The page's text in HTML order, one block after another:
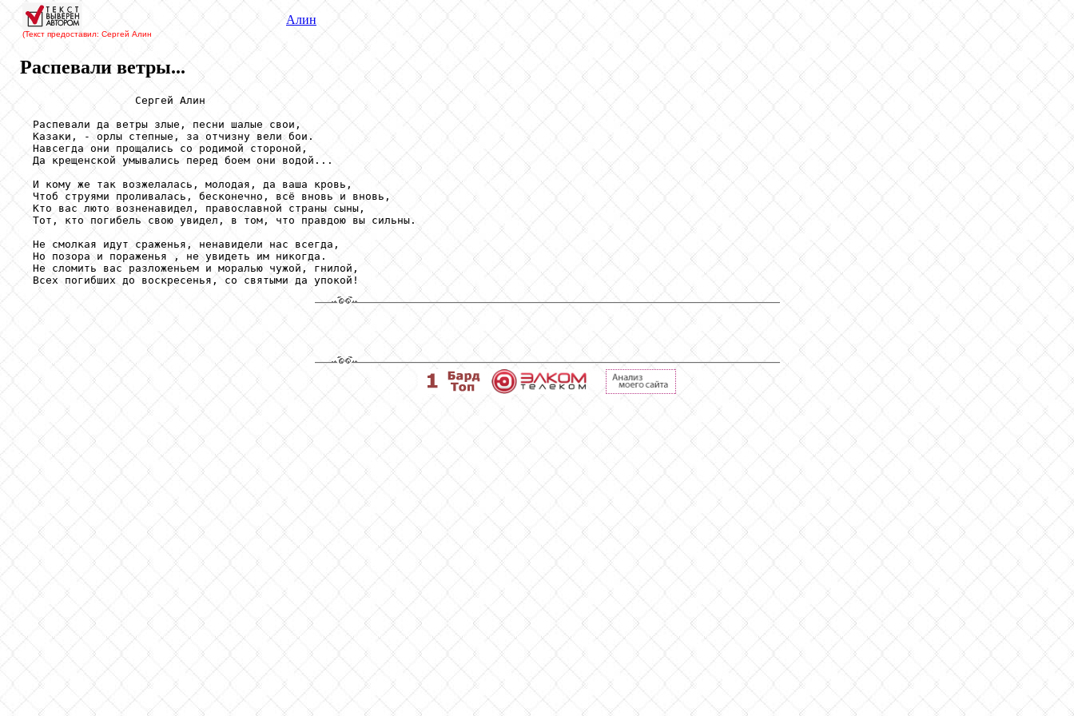
(Текст предоставил: Сергей Алин
Алин
Распевали ветры...
                  Сергей Алин
  Распевали да ветры злые, песни шалые свои,
  Казаки, - орлы степные, за отчизну вели бои.
  Навсегда они прощались со родимой стороной,
  Да крещенской умывались перед боем они водой...
  И кому же так возжелалась, молодая, да ваша кровь,
  Чтоб струями проливалась, бесконечно, всё вновь и вновь,
  Кто вас люто возненавидел, православной страны сыны,
  Тот, кто погибель свою увидел, в том, что правдою вы сильны.
  Не смолкая идут сраженья, ненавидели нас всегда,
  Но позора и пораженья , не увидеть им никогда.
  Не сломить вас разложеньем и моралью чужой, гнилой,
  Всех погибших до воскресенья, со святыми да упокой!